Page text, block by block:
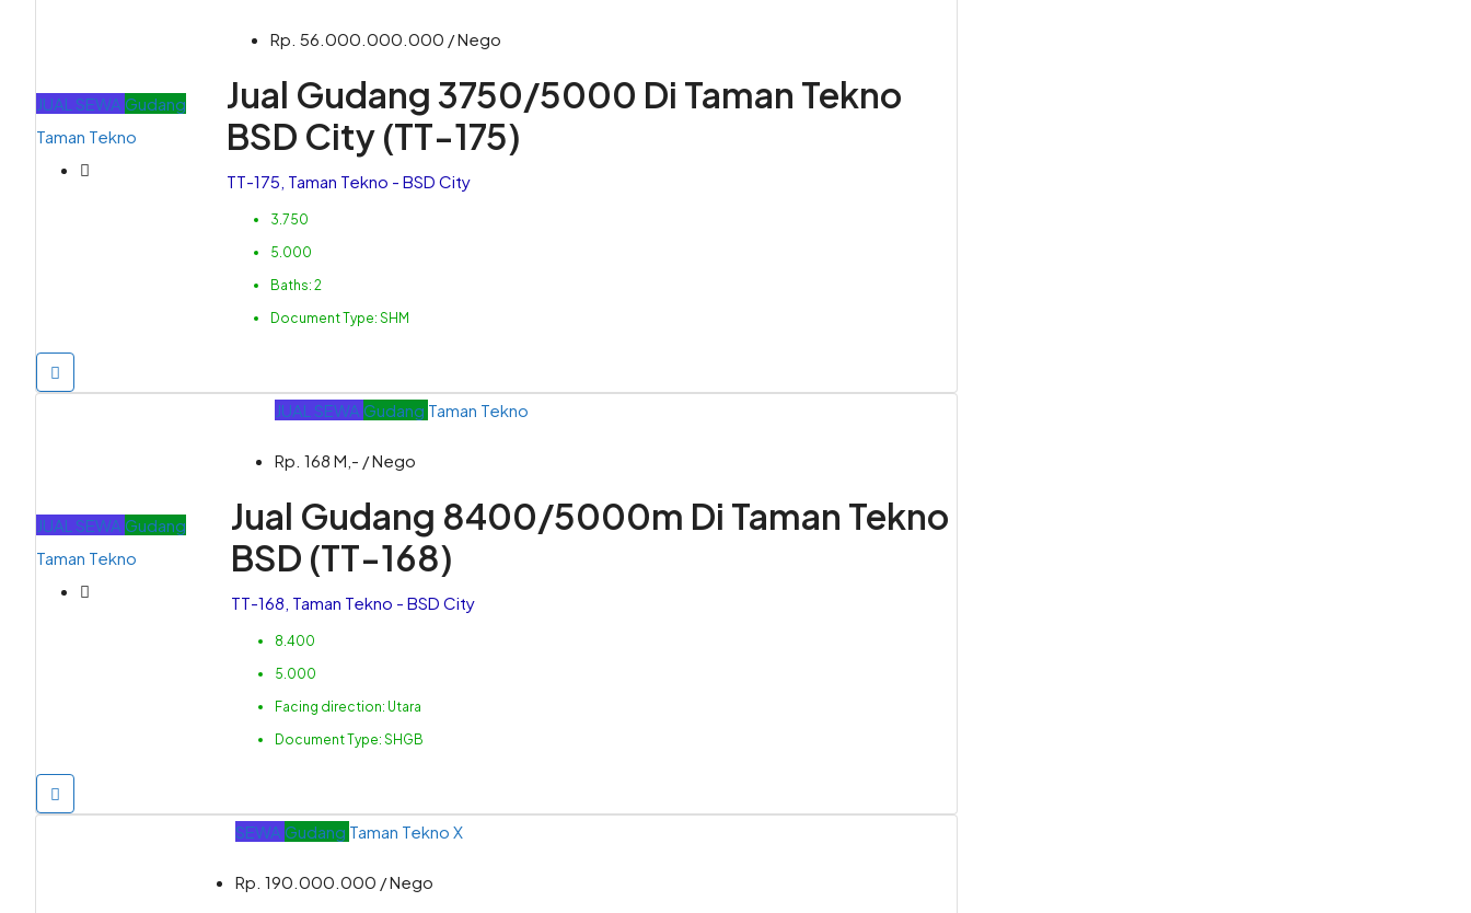
JUAL SEWA Gudang
Taman Tekno
Rp. 56.000.000.000 / Nego
Jual Gudang 3750/5000 Di Taman Tekno
BSD City (TT-175)
TT-175, Taman Tekno - BSD City
3.750
5.000
Baths: 2
Document Type: SHM
JUAL SEWA Gudang
Taman Tekno
JUAL SEWA Gudang Taman Tekno
Rp. 168 M,- / Nego
Jual Gudang 8400/5000m Di Taman Tekno
BSD (TT-168)
TT-168, Taman Tekno - BSD City
8.400
5.000
Facing direction: Utara
Document Type: SHGB
SEWAGudang Taman Tekno X
Rp. 190.000.000 / Nego